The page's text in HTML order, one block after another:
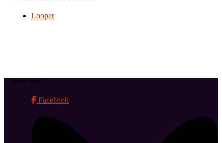
Looper
Suivez-nous !
Facebook